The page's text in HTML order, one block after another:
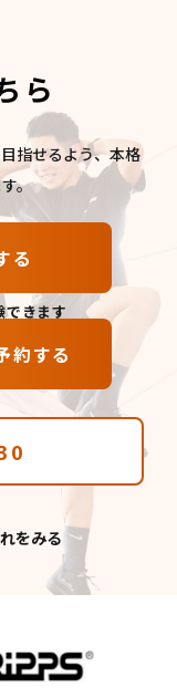
ら
指せるよう、本格
。
る
できます
約する
をみる